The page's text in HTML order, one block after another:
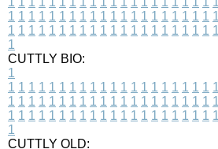
1 1 1 1 1 1 1 1 1 1 1 1 1 1 1 1 1 1 1 1 1
1 1 1 1 1 1 1 1 1 1 1 1 1 1 1 1 1 1 1 1 1
1
CUTTLY BIO:
1
1 1 1 1 1 1 1 1 1 1 1 1 1 1 1 1 1 1 1 1 1
1 1 1 1 1 1 1 1 1 1 1 1 1 1 1 1 1 1 1 1 1
1 1 1 1 1 1 1 1 1 1 1 1 1 1 1 1 1 1 1 1 1
1
CUTTLY OLD: